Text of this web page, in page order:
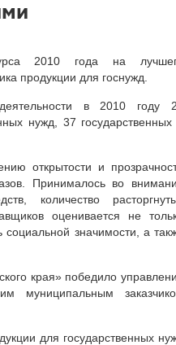
2010 года на
продукции для госнужд.
в 2010 году
нужд, 37 государственных
открытости и
Принималось во
количество
оценивается не
социальной значимости, а
края» победило
муниципальным
для государственных